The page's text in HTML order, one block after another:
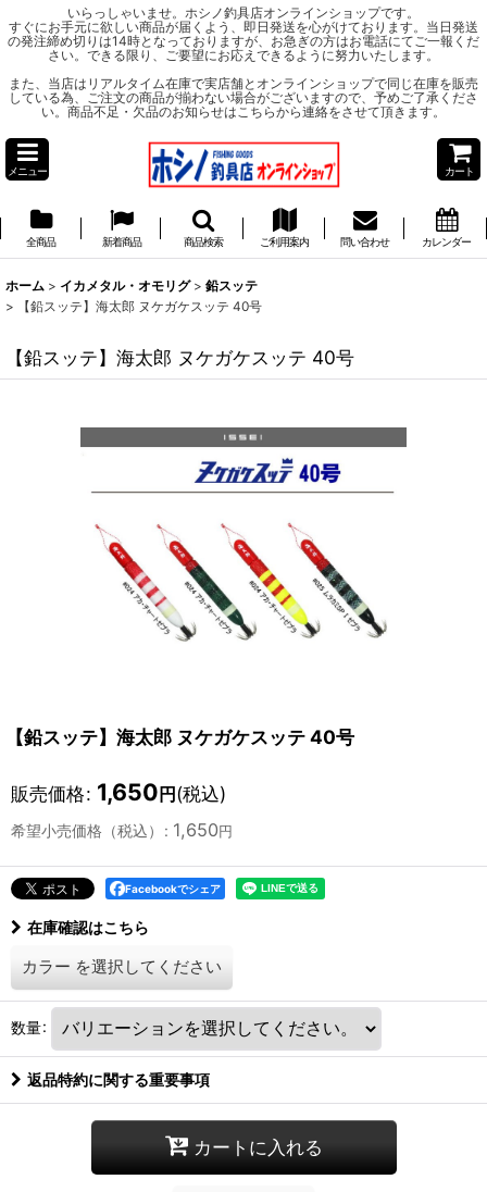
いらっしゃいませ。ホシノ釣具店オンラインショップです。
すぐにお手元に欲しい商品が届くよう、即日発送を心がけております。当日発送
の発注締め切りは14時となっておりますが、お急ぎの方はお電話にてご一報くだ
さい。できる限り、ご要望にお応えできるように努力いたします。
また、当店はリアルタイム在庫で実店舗とオンラインショップで同じ在庫を販売
している為、ご注文の商品が揃わない場合がございますので、予めご了承くださ
い。商品不足・欠品のお知らせはこちらから連絡をさせて頂きます。
メニュー カート
全商品 新着商品 商品検索 ご利用案内 問い合わせ カレンダー
ホーム > イカメタル・オモリグ > 鉛スッテ
>
【鉛スッテ】海太郎 ヌケガケスッテ 40号
【鉛スッテ】海太郎 ヌケガケスッテ 40号
【鉛スッテ】海太郎 ヌケガケスッテ 40号
販売価格: 1,650円(税込)
希望小売価格（税込） : 1,650円
Facebookでシェア
在庫確認はこちら
カラー を選択してください
数量:
返品特約に関する重要事項
カートに入れる